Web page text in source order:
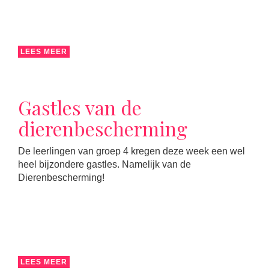
LEES MEER
Gastles van de
dierenbescherming
De leerlingen van groep 4 kregen deze week een wel
heel bijzondere gastles. Namelijk van de
Dierenbescherming!
LEES MEER